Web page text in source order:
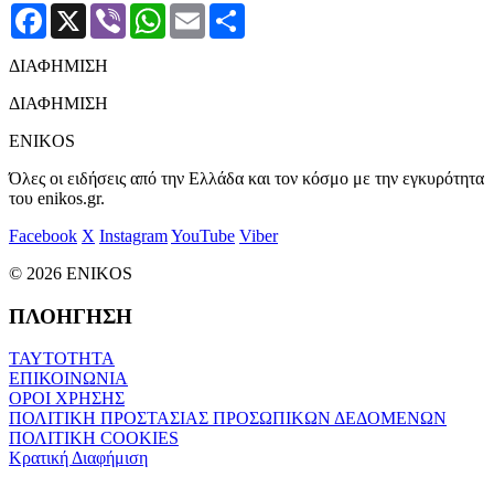
Facebook
X Viber WhatsApp
Email
ΔΙΑΦΗΜΙΣΗ
ΔΙΑΦΗΜΙΣΗ
ENIKOS
Όλες οι ειδήσεις από την Ελλάδα και τον κόσμο με την εγκυρότητα
του enikos.gr.
Facebook X InstagramYouTube Viber
© 2026 ENIKOS
ΠΛΟΗΓΗΣΗ
ΤΑΥΤΟΤΗΤΑ
ΕΠΙΚΟΙΝΩΝΙΑ
ΟΡΟΙ ΧΡΗΣΗΣ
ΠΟΛΙΤΙΚΗ ΠΡΟΣΤΑΣΙΑΣ ΠΡΟΣΩΠΙΚΩΝ ΔΕΔΟΜΕΝΩΝ
ΠΟΛΙΤΙΚΗ COOKIES
Κρατική Διαφήμιση